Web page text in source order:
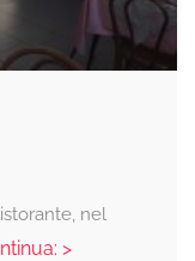
nel
>